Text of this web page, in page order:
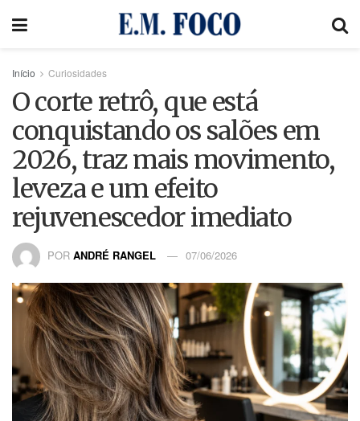
Início Curiosidades
O corte retrô, que está
conquistando os salões em
2026, traz mais movimento,
leveza e um efeito
rejuvenescedor imediato
POR ANDRÉ RANGEL 07/06/2026